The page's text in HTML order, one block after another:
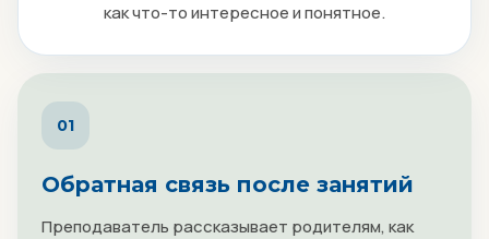
01
Обратная связь после занятий
Преподаватель рассказывает родителям, как
как что-то интересное и понятное.